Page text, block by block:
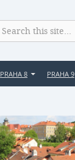
PRAHA 8 PRAHA 9